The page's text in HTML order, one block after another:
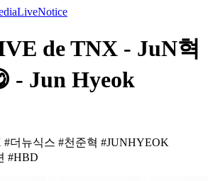
LiveNotice
de TNX - JuN혁
- Jun Hyeok
더뉴식스 #천준혁 #JUNHYEOK
#HBD